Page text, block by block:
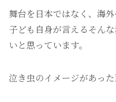
舞台を日本ではなく、海
子ども自身が言えるそん
いと思っています。
泣き虫のイメージがあった